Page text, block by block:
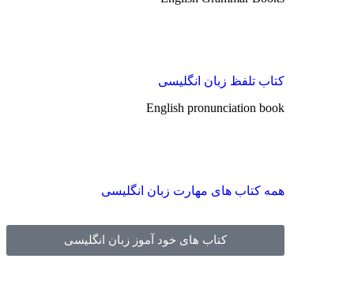
کتاب تلفظ زبان انگلیسی
English pronunciation book
همه کتاب های مهارت زبان انگلیسی
کتاب های خود آموز زبان انگلیسی